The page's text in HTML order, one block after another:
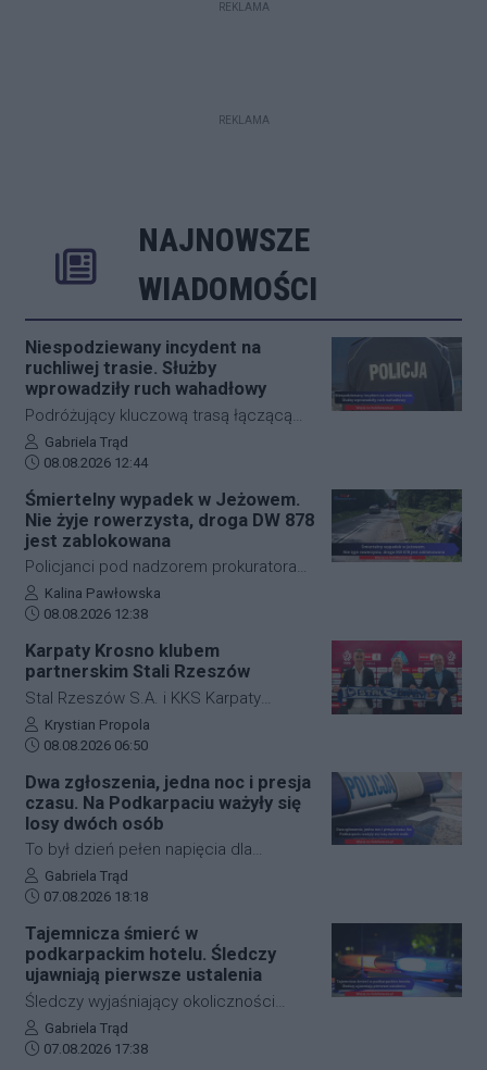
REKLAMA
REKLAMA
NAJNOWSZE
WIADOMOŚCI
Niespodziewany incydent na
ruchliwej trasie. Służby
wprowadziły ruch wahadłowy
Podróżujący kluczową trasą łączącą
Jasło z Gorlicami muszą uzbroić się w
cierpliwość. Niespodziewane
zdarzenie drogowe w miejscowości
Przysieki doprowadziło do utrudnień na
drodze krajowej nr 28. Na miejscu
natychmiast pojawiła się policja, która
wprowadziła zmianę w organizacji
ruchu, by zabezpieczyć teren i uniknąć
Autor artykułu:
Gabriela Trąd
Data dodania artykułu:
08.08.2026 12:44
Śmiertelny wypadek w Jeżowem.
Nie żyje rowerzysta, droga DW 878
jest zablokowana
Policjanci pod nadzorem prokuratora
ustalają szczegółowe okoliczności
tragicznego wypadku, do którego
Jeżowe w powiecie niżańskim. W
wyniku zderzenia samochodu
osobowego z rowerzystą, śmierć na
miejscu poniósł kierujący jednośladem.
Droga wojewódzka nr 878 jest
całkowicie zablokowana.
Autor artykułu:
Kalina Pawłowska
Data dodania artykułu:
08.08.2026 12:38
Karpaty Krosno klubem
partnerskim Stali Rzeszów
Stal Rzeszów S.A. i KKS Karpaty
Krosno rozpoczęły oficjalną
współpracę. Kluby podpisały
długoterminową umowę partnerską,
która ma obejmować m.in. wymianę
doświadczeń, rozwój szkolenia
młodzieży oraz obserwację i
pozyskiwanie utalentowanych
zawodników z regionu.
Autor artykułu:
Krystian Propola
Data dodania artykułu:
08.08.2026 06:50
Dwa zgłoszenia, jedna noc i presja
czasu. Na Podkarpaciu ważyły się
losy dwóch osób
To był dzień pełen napięcia dla
funkcjonariuszy z powiatu niżańskiego.
W ciągu zaledwie kilkunastu godzin
służby ratunkowe musiały
przeprowadzić dwie niezależne,
intensywne akcje poszukiwawcze. W
obu przypadkach chodziło o ludzkie
życie, a kluczową rolę odegrał czas.
Dzięki błyskawicznej mobilizacji policji,
Autor artykułu:
Gabriela Trąd
Data dodania artykułu:
07.08.2026 18:18
Tajemnicza śmierć w
podkarpackim hotelu. Śledczy
ujawniają pierwsze ustalenia
Śledczy wyjaśniający okoliczności
tragicznego zdarzenia na terenie
jednego z sanockich hoteli dysponują
Autor artykułu:
Gabriela Trąd
Data dodania artykułu:
07.08.2026 17:38